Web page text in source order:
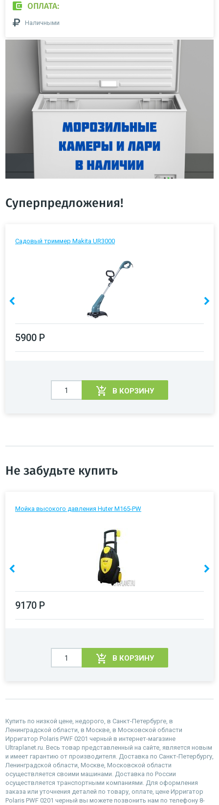
ОПЛАТА:
Наличными
Суперпредложения!
Садовый триммер Makita UR3000
5900 Р
В КОРЗИНУ
Не забудьте купить
Мойка высокого давления Huter M165-PW
9170 Р
В КОРЗИНУ
Купить по низкой цене, недорого, в Санкт-Петербурге, в
Ленинградской области, в Москве, в Московской области
Ирригатор Polaris PWF 0201 черный в интернет-магазине
Ultraplanet.ru. Весь товар представленный на сайте, является новым
и имеет гарантию от производителя. Доставка по Санкт-Петербургу,
Ленинградской области, Москве, Московской области
осуществляется своими машинами. Доставка по России
осуществляется транспортными компаниями. Для оформления
заказа или уточнения деталей по товару, оплате, цене Ирригатор
Polaris PWF 0201 черный вы можете позвонить нам по телефону 8-